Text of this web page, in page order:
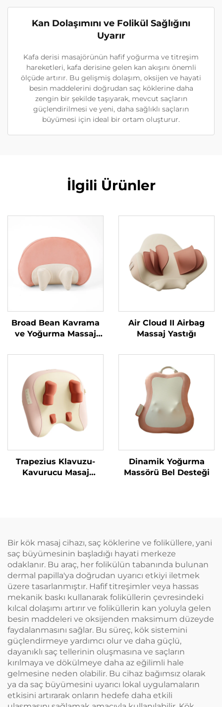
Kan Dolaşımını ve Folikül Sağlığını
Uyarır
Kafa derisi masajörünün hafif yoğurma ve titreşim
hareketleri, kafa derisine gelen kan akışını önemli
ölçüde artırır. Bu gelişmiş dolaşım, oksijen ve hayati
besin maddelerini doğrudan saç köklerine daha
zengin bir şekilde taşıyarak, mevcut saçların
güçlendirilmesi ve yeni, daha sağlıklı saçların
büyümesi için ideal bir ortam oluşturur.
İlgili Ürünler
Broad Bean Kavrama
ve Yoğurma Massaj
Air Cloud II Airbag
Massaj Yastığı
Trapezius Klavuzu-
Kavurucu Masaj
Dinamik Yoğurma
Massörü Bel Desteği
Bir kök masaj cihazı, saç köklerine ve foliküllere, yani
saç büyümesinin başladığı hayati merkeze
odaklanır. Bu araç, her folikülün tabanında bulunan
dermal papilla'ya doğrudan uyarıcı etkiyi iletmek
üzere tasarlanmıştır. Hafif titreşimler veya hassas
mekanik baskı kullanarak foliküllerin çevresindeki
kılcal dolaşımı artırır ve foliküllerin kan yoluyla gelen
besin maddeleri ve oksijenden maksimum düzeyde
faydalanmasını sağlar. Bu süreç, kök sistemini
güçlendirmeye yardımcı olur ve daha güçlü,
dayanıklı saç tellerinin oluşmasına ve saçların
kırılmaya ve dökülmeye daha az eğilimli hale
gelmesine neden olabilir. Bu cihaz bağımsız olarak
ya da saç büyümesini uyarıcı lokal uygulamaların
etkisini artırarak onların hedefe daha etkili